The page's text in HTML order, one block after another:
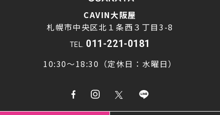
CAVIN大阪屋
札幌市中央区北１条西３丁目3-8
TEL. 011-221-0181
10:30～18:30（定休日：水曜日）